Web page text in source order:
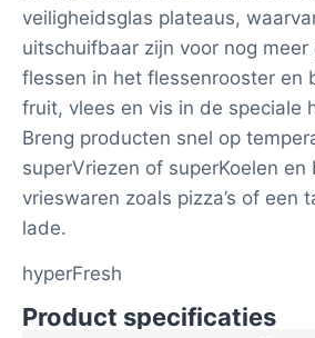
veiligheidsglas plateaus,
uitschuifbaar zijn voor nog meer
flessen in het flessenrooster en
fruit, vlees en vis in de speciale
Breng producten snel op
superVriezen of superKoelen
vrieswaren zoals pizza’s of een
lade.
hyperFresh
Product specificaties